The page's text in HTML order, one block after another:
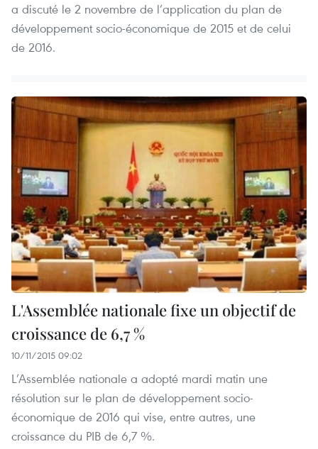
a discuté le 2 novembre de l’application du plan de
développement socio-économique de 2015 et de celui
de 2016.
L'Assemblée nationale fixe un objectif de
croissance de 6,7 %
10/11/2015 09:02
L’Assemblée nationale a adopté mardi matin une
résolution sur le plan de développement socio-
économique de 2016 qui vise, entre autres, une
croissance du PIB de 6,7 %.